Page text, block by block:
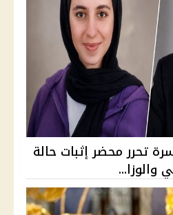
الأسرة تحرر محضر إثبات حالة